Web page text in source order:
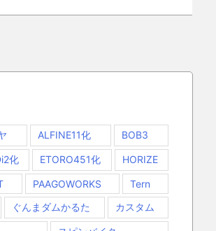
ALFINE11化 BOB3
化 ETORO451化 HORIZE
PAAGOWORKS
Tern
ぐんまダムかるた カスタム